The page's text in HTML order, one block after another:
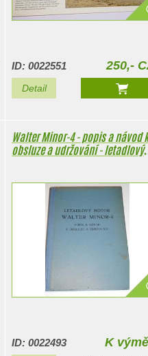
ID: 0022551 250,-
Detail
Walter Minor-4 - popis a návod k
obsluze a udržování - letadlový
ID: 0022493 K